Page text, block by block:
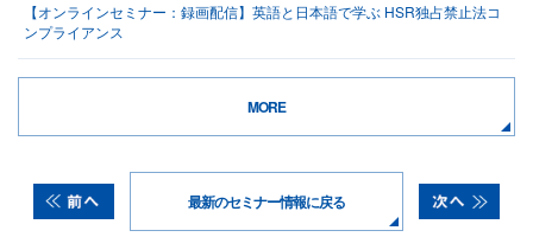
【オンラインセミナー：録画配信】英語と日本語で学ぶ HSR独占禁止法コ
ンプライアンス
MORE
最新のセミナー情報に戻る